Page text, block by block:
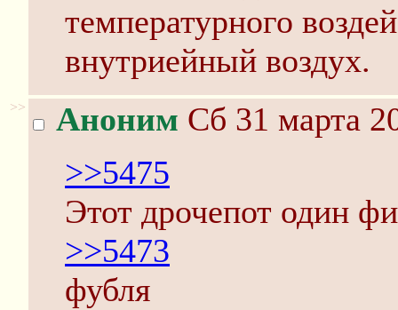
температурного
внутриейный воздух.
>> Аноним Сб 31 марта
>>5475
Этот дрочепот один
>>5473
фубля